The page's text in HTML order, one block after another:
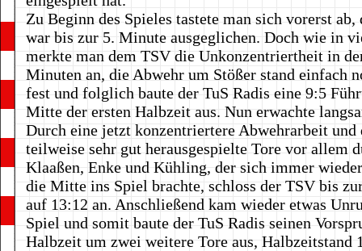
Zu Beginn des Spieles tastete man sich vorerst ab,
war bis zur 5. Minute ausgeglichen. Doch wie in
merkte man dem TSV die Unkonzentriertheit in
Minuten an, die Abwehr um Stößer stand einfach
fest und folglich baute der TuS Radis eine 9:5
Mitte der ersten Halbzeit aus. Nun erwachte
Durch eine jetzt konzentriertere Abwehrarbeit und
teilweise sehr gut herausgespielte Tore vor allem
Klaaßen, Enke und Kühling, der sich immer
die Mitte ins Spiel brachte, schloss der TSV bis
auf 13:12 an. Anschließend kam wieder etwas
Spiel und somit baute der TuS Radis seinen
Halbzeit um zwei weitere Tore aus, Halbzeitstand